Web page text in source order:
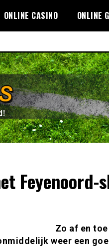
ONLINE CASINO ONLINE
Feyenoord-
Zo af en
weer een